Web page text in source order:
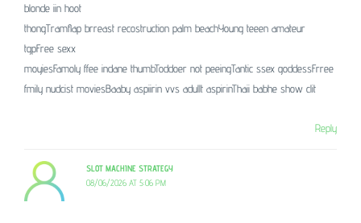
blonde iin hoot
thongTramflap brreast recostruction palm beachYoung teeen amateur
tgpFree sexx
moyiesFamoly ffee indane thumbToddoer not peeingTantic ssex goddessFrree
fmily nudcist moviesBaaby aspiirin vvs adullt aspirinThaii babhe show clit
Reply
SLOT MACHINE STRATEGY
08/06/2026 AT 5:06 PM